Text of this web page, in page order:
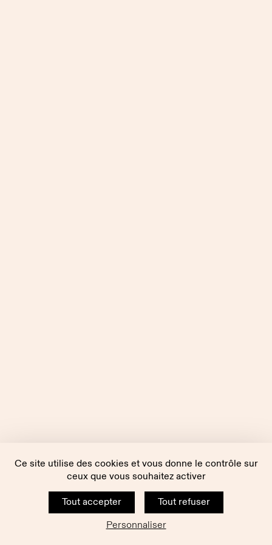
Ce site utilise des cookies et vous donne le contrôle sur
ceux que vous souhaitez activer
Tout accepter
Tout refuser
Personnaliser